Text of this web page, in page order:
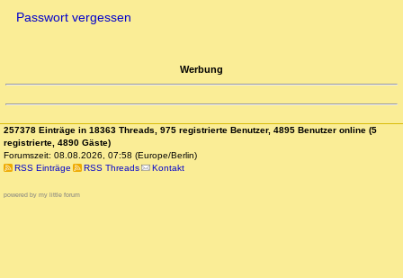
Passwort vergessen
Werbung
257378 Einträge in 18363 Threads, 975 registrierte Benutzer, 4895 Benutzer online (5
registrierte, 4890 Gäste)
Forumszeit: 08.08.2026, 07:58 (Europe/Berlin)
RSS Einträge
RSS Threads Kontakt
powered by my little forum